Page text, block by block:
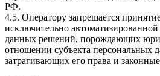
РФ.
4.5. Оператору запрещается
исключительно
данных решений, порождающих
отношении субъекта персональных
затрагивающих его права и